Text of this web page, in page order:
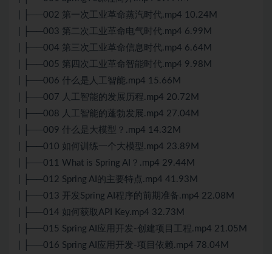
| ├──002 第一次工业革命蒸汽时代.mp4 10.24M
| ├──003 第二次工业革命电气时代.mp4 6.99M
| ├──004 第三次工业革命信息时代.mp4 6.64M
| ├──005 第四次工业革命智能时代.mp4 9.98M
| ├──006 什么是人工智能.mp4 15.66M
| ├──007 人工智能的发展历程.mp4 20.72M
| ├──008 人工智能的蓬勃发展.mp4 27.04M
| ├──009 什么是大模型？.mp4 14.32M
| ├──010 如何训练一个大模型.mp4 23.89M
| ├──011 What is Spring AI？.mp4 29.44M
| ├──012 Spring AI的主要特点.mp4 41.93M
| ├──013 开发Spring AI程序的前期准备.mp4 22.08M
| ├──014 如何获取API Key.mp4 32.73M
| ├──015 Spring AI应用开发-创建项目工程.mp4 21.05M
| ├──016 Spring AI应用开发-项目依赖.mp4 78.04M